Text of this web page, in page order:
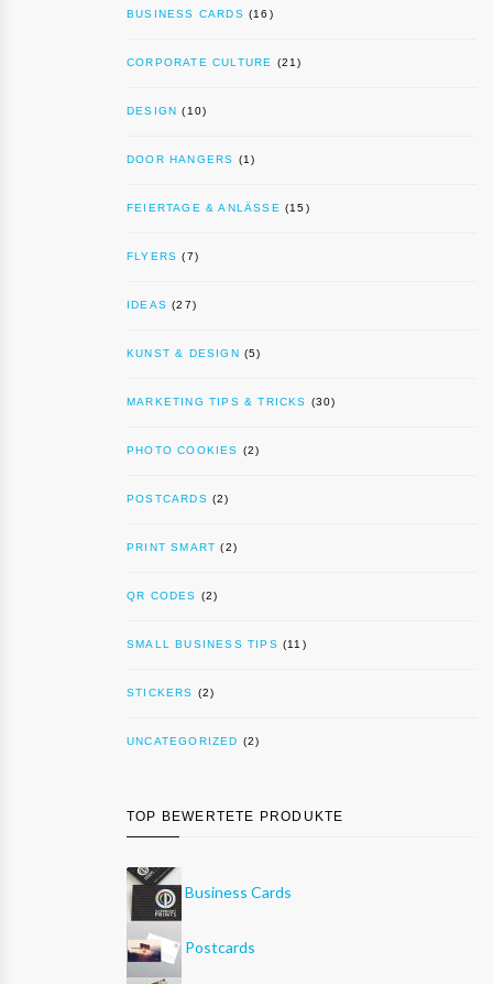
BUSINESS CARDS (16)
CORPORATE CULTURE (21)
DESIGN (10)
DOOR HANGERS (1)
FEIERTAGE & ANLÄSSE (15)
FLYERS (7)
IDEAS (27)
KUNST & DESIGN (5)
MARKETING TIPS & TRICKS (30)
PHOTO COOKIES (2)
POSTCARDS (2)
PRINT SMART (2)
QR CODES (2)
SMALL BUSINESS TIPS (11)
STICKERS (2)
UNCATEGORIZED (2)
TOP BEWERTETE PRODUKTE
Business Cards
Postcards